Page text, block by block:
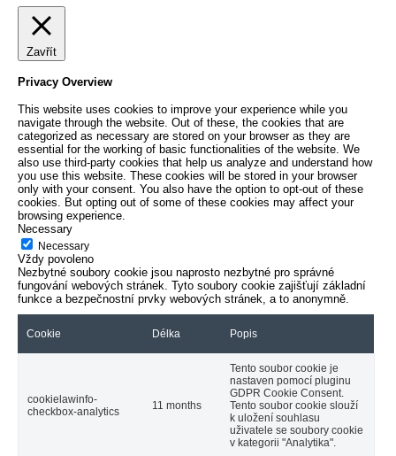
Zavřít
Privacy Overview
This website uses cookies to improve your experience while you
navigate through the website. Out of these, the cookies that are
categorized as necessary are stored on your browser as they are
essential for the working of basic functionalities of the website. We
also use third-party cookies that help us analyze and understand how
you use this website. These cookies will be stored in your browser
only with your consent. You also have the option to opt-out of these
cookies. But opting out of some of these cookies may affect your
browsing experience.
Necessary
Necessary
Vždy povoleno
Nezbytné soubory cookie jsou naprosto nezbytné pro správné
fungování webových stránek. Tyto soubory cookie zajišťují základní
funkce a bezpečnostní prvky webových stránek, a to anonymně.
Cookie Délka Popis
cookielawinfo-
checkbox-analytics
11 months
Tento soubor cookie je
nastaven pomocí pluginu
GDPR Cookie Consent.
Tento soubor cookie slouží
k uložení souhlasu
uživatele se soubory cookie
v kategorii "Analytika".